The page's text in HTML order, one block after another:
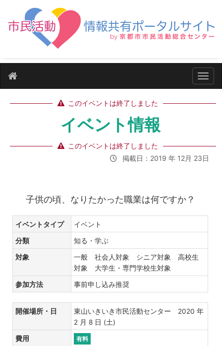
ナビ
このイベントは終了しました
イベント情報
このイベントは終了しました
掲載日：2019 年 12月 23日
子供の頃、なりたかった職業は何ですか？
イベントタイプ イベント
分類 知る・学ぶ
対象
一般 社会人対象 シニア対象 高校生
対象 大学生・専門学校生対象
参加方法 事前申し込み推奨
開催場所・日
東山いきいき市民活動センター 2020 年
2 月 8 日 (土)
費用 有料